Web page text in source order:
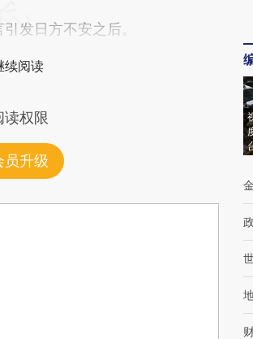
发日方不安之后。
续阅读
权限
员升级